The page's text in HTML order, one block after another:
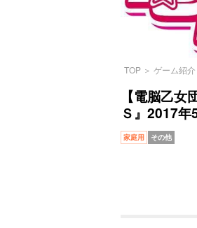
TOP ＞ ゲーム紹介
【電脳乙
Ｓ』2017年
家庭用 その他